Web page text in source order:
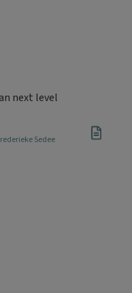
next level
Sedee